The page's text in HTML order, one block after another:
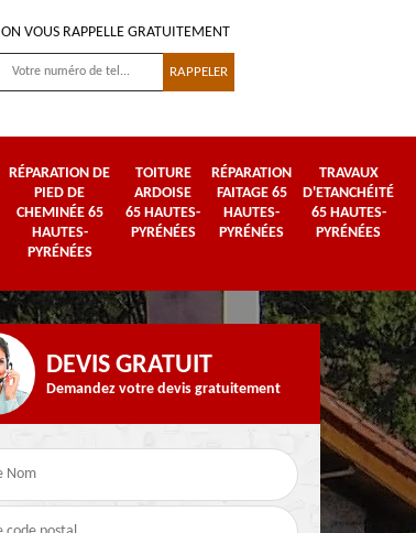
ON VOUS RAPPELLE GRATUITEMENT
RÉPARATION DE
PIED DE
CHEMINÉE 65
HAUTES-
PYRÉNÉES
TOITURE
ARDOISE
65 HAUTES-
PYRÉNÉES
RÉPARATION
FAITAGE 65
HAUTES-
PYRÉNÉES
TRAVAUX
D'ETANCHÉITÉ
65 HAUTES-
PYRÉNÉES
65 Hautes-Pyrénées
Urgence fuite de
toiture 65 Hautes-
Pyrénées
DEVIS GRATUIT
Demandez votre devis gratuitement